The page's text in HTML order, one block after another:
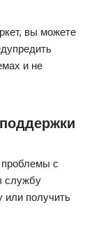
вы можете
и не
проблемы с
службу
или получить